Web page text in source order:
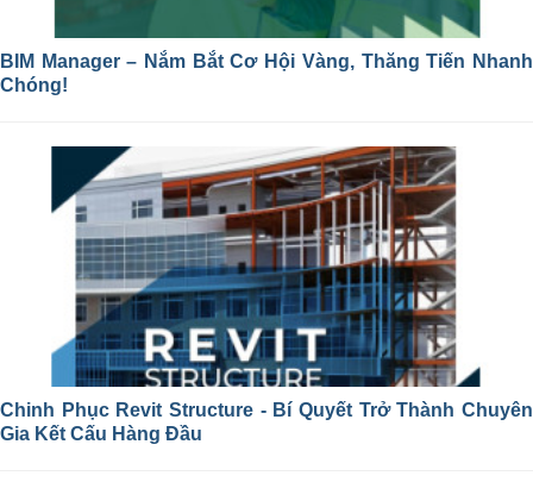
BIM Manager – Nắm Bắt Cơ Hội Vàng, Thăng Tiến Nhanh
Chóng!
Chinh Phục Revit Structure - Bí Quyết Trở Thành Chuyên
Gia Kết Cấu Hàng Đầu